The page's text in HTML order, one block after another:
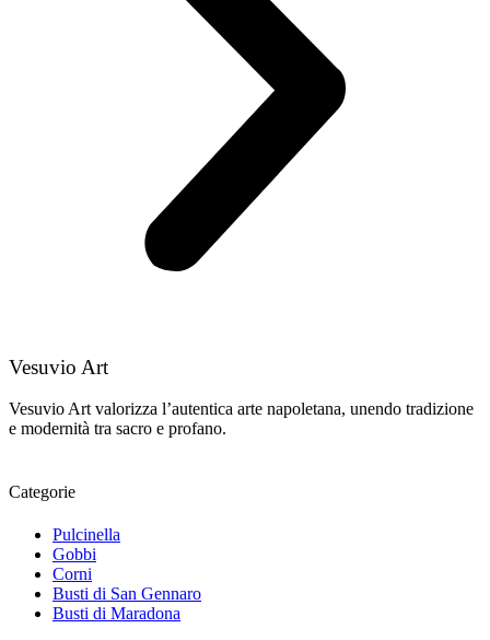
Vesuvio Art
Vesuvio Art valorizza l’autentica arte napoletana, unendo tradizione
e modernità tra sacro e profano.
Categorie
Pulcinella
Gobbi
Corni
Busti di San Gennaro
Busti di Maradona